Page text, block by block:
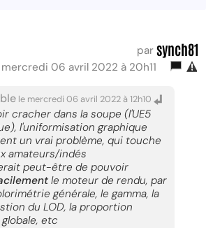
par synch81
mercredi 06 avril 2022 à 20h11
le mercredi 06 avril 2022 à 12h10
cracher dans la soupe (l'UE5
l'uniformisation graphique
un vrai problème, qui touche
amateurs/indés
peut-être de pouvoir
le moteur de rendu, par
générale, le gamma, la
du LOD, la proportion
etc